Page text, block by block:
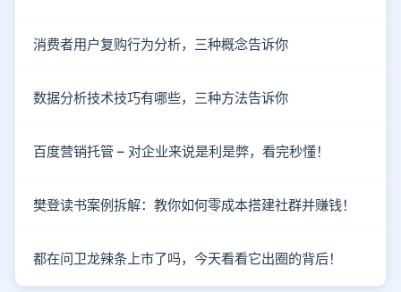
消费者用户复购行为分析，三种概念告诉你
数据分析技术技巧有哪些，三种方法告诉你
百度营销托管 – 对企业来说是利是弊，看完秒懂！
樊登读书案例拆解：教你如何零成本搭建社群并赚钱！
都在问卫龙辣条上市了吗，今天看看它出圈的背后！